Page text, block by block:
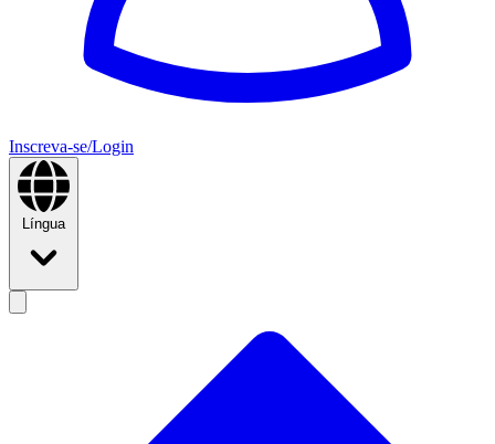
Inscreva-se/Login
Língua